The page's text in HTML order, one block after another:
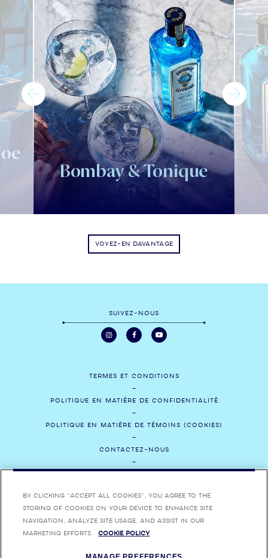
Bombay & Tonique
VOYEZ-EN DAVANTAGE
SUIVEZ-NOUS
TERMES ET CONDITIONS
POLITIQUE EN MATIÈRE DE CONFIDENTIALITÉ
POLITIQUE EN MATIÈRE DE TÉMOINS (COOKIES)
CONTACTEZ-NOUS
SOCIAL
CARRIÈRES
APPRÉCIEZ BOMBAY SAPPHIRE DE MANIÈRE RESPONSABLE BOMBAY,
DÉPOSÉES.
By clicking “Accept All Cookies”, you agree to the
storing of cookies on your device to enhance site
navigation, analyze site usage, and assist in our
marketing efforts.
Cookie Policy